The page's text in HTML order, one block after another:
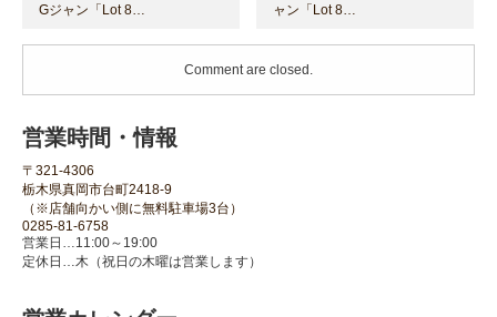
Gジャン「Lot 8…
ャン「Lot 8…
Comment are closed.
営業時間・情報
〒321-4306
栃木県真岡市台町2418-9
（※店舗向かい側に無料駐車場3台）
0285-81-6758
営業日…11:00～19:00
定休日…木（祝日の木曜は営業します）